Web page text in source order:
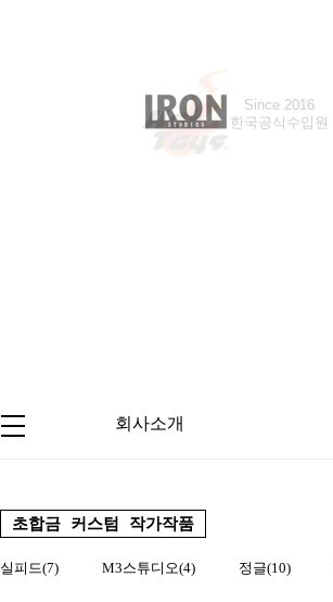
Since 2008
한국공식수입원
Since 2016
한국공식수입원
회사소개
초합금 커스텀 작가작품
실피드(7) M3스튜디오(4) 정글(10)